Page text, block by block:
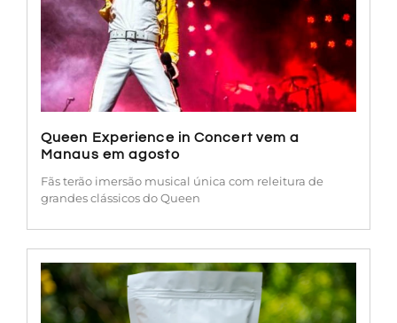
Queen Experience in Concert vem a
Manaus em agosto
Fãs terão imersão musical única com releitura de
grandes clássicos do Queen